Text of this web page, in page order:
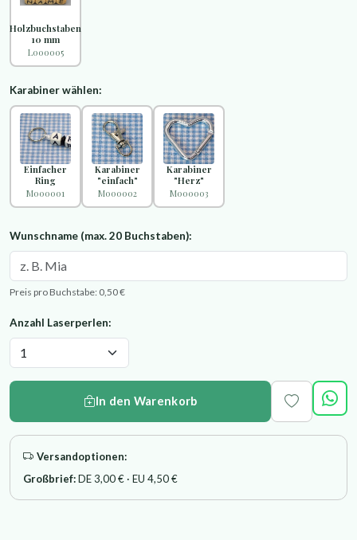
Holzbuchstaben
10 mm
L000005
Karabiner wählen:
Einfacher
Ring
M000001
Karabiner
"einfach"
M000002
Karabiner
"Herz"
M000003
Wunschname (max. 20 Buchstaben):
Preis pro Buchstabe: 0,50 €
Anzahl Laserperlen:
In den Warenkorb
Versandoptionen:
Großbrief:DE 3,00 € · EU 4,50 €